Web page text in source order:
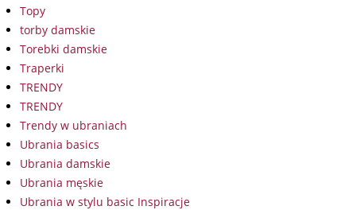
Topy
torby damskie
Torebki damskie
Traperki
TRENDY
TRENDY
Trendy w ubraniach
Ubrania basics
Ubrania damskie
Ubrania męskie
Ubrania w stylu basic Inspiracje